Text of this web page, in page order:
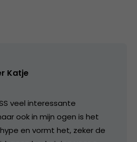
Katje
veel interessante
ook in mijn ogen is het
en vormt het, zeker de